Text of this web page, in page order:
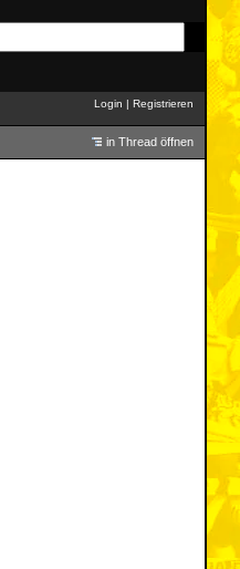
Login | Registrieren
in Thread öffnen